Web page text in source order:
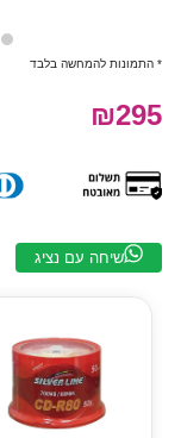
* התמונות להמחשה בלבד
₪295
שיחה עם נציג